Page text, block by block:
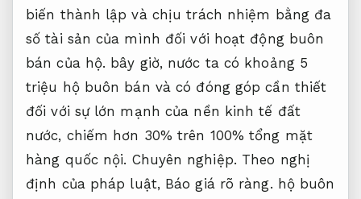
biến thành lập và chịu trách nhiệm bằng đa
số tài sản của mình đối với hoạt động buôn
bán của hộ. bây giờ, nước ta có khoảng 5
triệu hộ buôn bán và có đóng góp cần thiết
đối với sự lớn mạnh của nền kinh tế đất
nước, chiếm hơn 30% trên 100% tổng mặt
hàng quốc nội. Chuyên nghiệp. Theo nghị
định của pháp luật, Báo giá rõ ràng. hộ buôn